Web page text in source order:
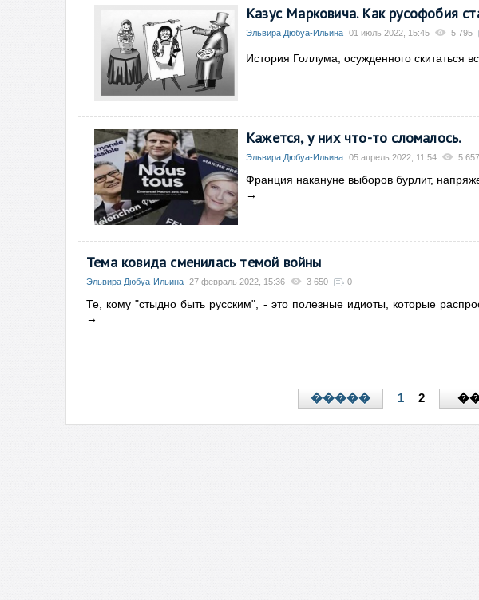
Казус Марковича. Как русофобия
Эльвира Дюбуа-Ильина 01 июль 2022, 15:45 5 795
История Голлума, осужденного скитаться
Кажется, у них что-то сломалось.
Эльвира Дюбуа-Ильина 05 апрель 2022, 11:54 5 657
Франция накануне выборов бурлит,
→
Тема ковида сменилась темой войны
Эльвира Дюбуа-Ильина 27 февраль 2022, 15:36 3 650 0
Те, кому "стыдно быть русским", - это полезные идиоты, которые
→
����� 1 2